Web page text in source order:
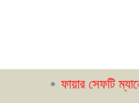
ফায়ার সেফটি ম্যানেজার